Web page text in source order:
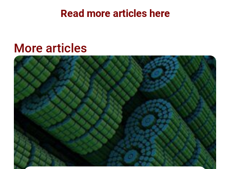
Read more articles here
More articles